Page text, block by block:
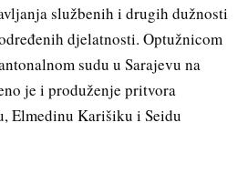
službenih i drugih dužnosti
djelatnosti. Optužnicom
sudu u Sarajevu na
je i produženje pritvora
Elmedinu Karišiku i Seidu